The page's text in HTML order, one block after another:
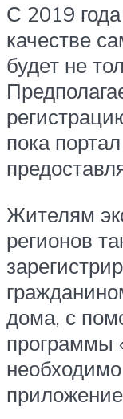
С 2019
качестве
будет не
пока
Жителям
регионов
дома, с
программы